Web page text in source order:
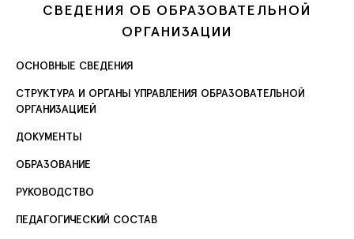
СВЕДЕНИЯ ОБ ОБРАЗОВАТЕЛЬНОЙ
ОРГАНИЗАЦИИ
ОСНОВНЫЕ СВЕДЕНИЯ
СТРУКТУРА И ОРГАНЫ УПРАВЛЕНИЯ ОБРАЗОВАТЕЛЬНОЙ
ОРГАНИЗАЦИЕЙ
ДОКУМЕНТЫ
ОБРАЗОВАНИЕ
РУКОВОДСТВО
ПЕДАГОГИЧЕСКИЙ СОСТАВ